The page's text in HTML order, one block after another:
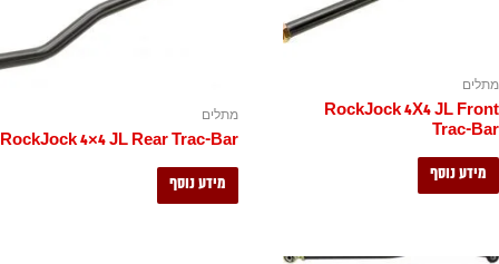
מתלים
RockJock 4X4 JL Front
Trac-Bar
מידע נוסף
מתלים
RockJock 4×4 JL Rear Trac-Bar
מידע נוסף